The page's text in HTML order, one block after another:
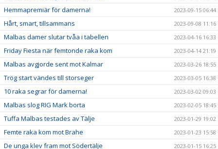
Hemmapremiär för damerna! 2023-09-15 06:44
Hårt, smart, tillsammans 2023-09-08 11:16
Malbas damer slutar tvåa i tabellen 2023-04-16 16:33
Friday Fiesta när femtonde raka kom 2023-04-14 21:19
Malbas avgjorde sent mot Kalmar 2023-03-26 18:55
Trög start vändes till storseger 2023-03-05 16:38
10 raka segrar för damerna! 2023-03-02 09:03
Malbas slog RIG Mark borta 2023-02-05 18:45
Tuffa Malbas testades av Tälje 2023-01-29 19:02
Femte raka kom mot Brahe 2023-01-23 15:58
De unga klev fram mot Södertälje 2023-01-15 16:25